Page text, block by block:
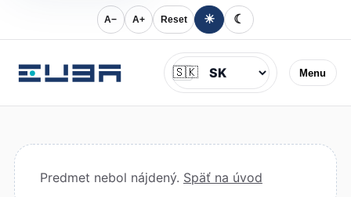
A− A+ Reset ☀ ☾
Menu
Jazyk
🇸🇰
Predmet nebol nájdený. Späť na úvod